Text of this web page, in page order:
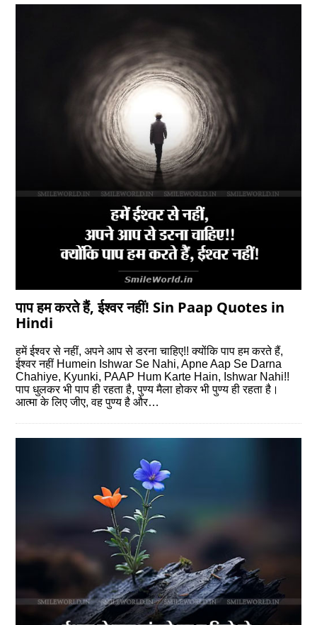
पाप हम करते हैं, ईश्वर नहीं! Sin Paap Quotes in
Hindi
हमें ईश्वर से नहीं, अपने आप से डरना चाहिए!! क्योंकि पाप हम करते हैं,
ईश्वर नहीं Humein Ishwar Se Nahi, Apne Aap Se Darna
Chahiye, Kyunki, PAAP Hum Karte Hain, Ishwar Nahi!!
पाप धुलकर भी पाप ही रहता है, पुण्य मैला होकर भी पुण्य ही रहता है।
आत्‍मा के लिए जीए, वह पुण्‍य है और…